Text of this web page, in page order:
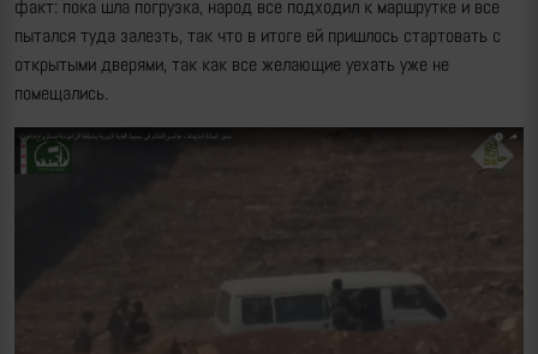
факт: пока шла погрузка, народ все подходил к маршрутке и все
пытался туда залезть, так что в итоге ей пришлось стартовать с
открытыми дверями, так как все желающие уехать уже не
помещались.